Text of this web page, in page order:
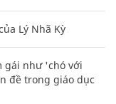
Lý Nhã Kỳ
gái như 'chó với
đề trong giáo dục